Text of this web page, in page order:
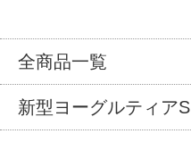
全商品一覧
新型ヨーグルティアS